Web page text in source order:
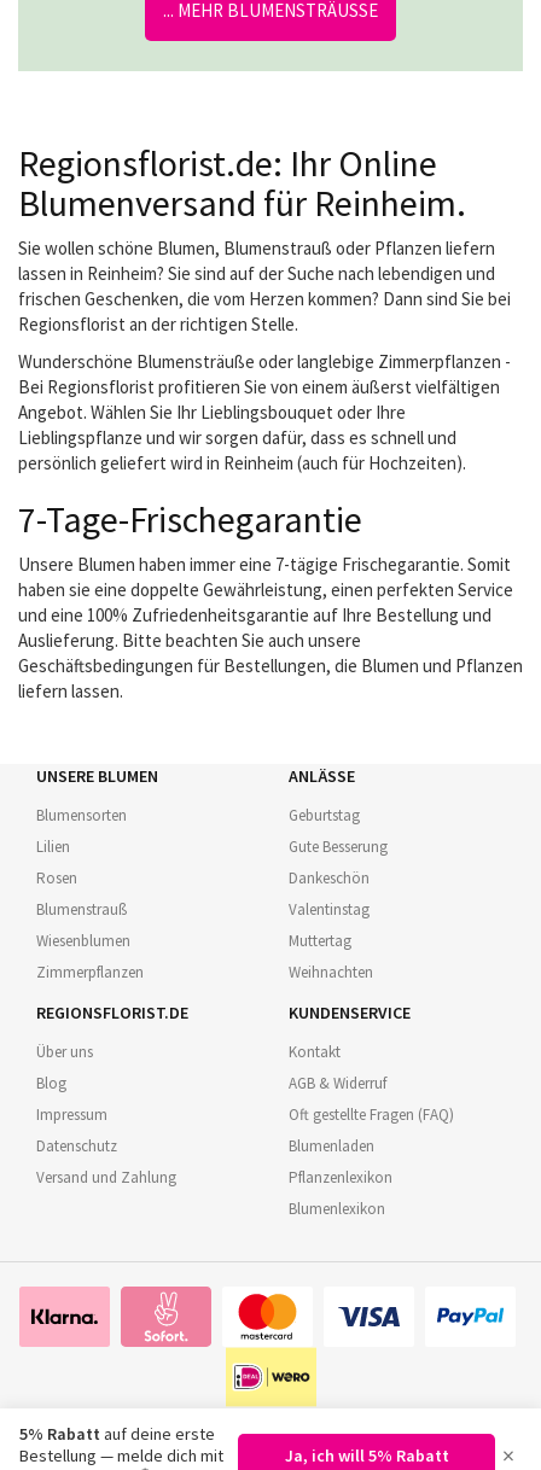
... MEHR BLUMENSTRÄUSSE
Regionsflorist.de: Ihr Online
Blumenversand für Reinheim.
Sie wollen schöne Blumen, Blumenstrauß oder Pflanzen liefern
lassen in Reinheim? Sie sind auf der Suche nach lebendigen und
frischen Geschenken, die vom Herzen kommen? Dann sind Sie bei
Regionsflorist an der richtigen Stelle.
Wunderschöne Blumensträuße oder langlebige Zimmerpflanzen -
Bei Regionsflorist profitieren Sie von einem äußerst vielfältigen
Angebot. Wählen Sie Ihr Lieblingsbouquet oder Ihre
Lieblingspflanze und wir sorgen dafür, dass es schnell und
persönlich geliefert wird in Reinheim (auch für Hochzeiten).
7-Tage-Frischegarantie
Unsere Blumen haben immer eine 7-tägige Frischegarantie. Somit
haben sie eine doppelte Gewährleistung, einen perfekten Service
und eine 100% Zufriedenheitsgarantie auf Ihre Bestellung und
Auslieferung. Bitte beachten Sie auch unsere
Geschäftsbedingungen für Bestellungen, die Blumen und Pflanzen
liefern lassen.
UNSERE BLUMEN
Blumensorten
Lilien
Rosen
Blumenstrauß
Wiesenblumen
Zimmerpflanzen
ANLÄSSE
Geburtstag
Gute Besserung
Dankeschön
Valentinstag
Muttertag
Weihnachten
REGIONSFLORIST.DE
Über uns
Blog
Impressum
Datenschutz
Versand und Zahlung
KUNDENSERVICE
Kontakt
AGB & Widerruf
Oft gestellte Fragen (FAQ)
Blumenladen
Pflanzenlexikon
Blumenlexikon
5% Rabatt auf deine erste
Bestellung — melde dich mit
Ja, ich will 5% Rabatt ×